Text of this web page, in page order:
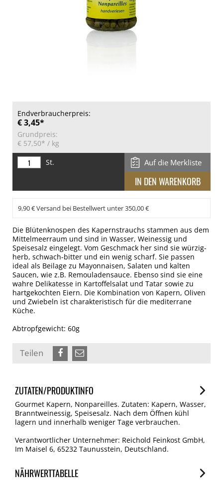
Endverbraucherpreis:
€ 3,45*
Grundpreis:
€ 57,50* / kg
St.
Auf die Merkliste
9,90 € Versand bei Bestellwert unter 350,00 €
Die Blütenknospen des Kapernstrauchs stammen aus dem
Mittelmeerraum und sind in Wasser, Weinessig und
Speisesalz eingelegt. Vom Geschmack her sind sie würzig-
herb, schwach-bitter und ein wenig scharf. Sie passen
ideal als Beilage zu Mayonnaisen, Salaten und kalten
Saucen, wie z.B. Remouladensauce. Ebenso sind sie eine
wahre Delikatesse in Kartoffelsalat und Tatar sowie zu
hartgekochten Eiern. Die Kombination von Kapern, Oliven
und Zwiebeln ist charakteristisch für die mediterrane
Küche.
Abtropfgewicht: 60g
Teilen
ZUTATEN/PRODUKTINFO
Gourmet Kapern, Nonpareilles. Zutaten: Kapern, Wasser,
Branntweinessig, Speisesalz. Nach dem Öffnen kühl
lagern und innerhalb weniger Tage verbrauchen.
Verantwortlicher Unternehmer: Reichold Feinkost GmbH,
Im Maisel 6, 65232 Taunusstein, Deutschland.
NÄHRWERTTABELLE